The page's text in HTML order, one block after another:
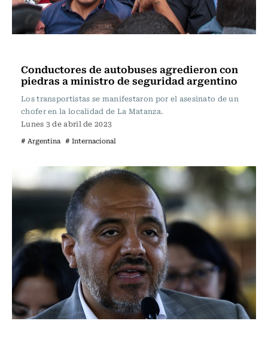
Conductores de autobuses agredieron con
piedras a ministro de seguridad argentino
Los transportistas se manifestaron por el asesinato de un
chofer en la localidad de La Matanza.
Lunes 3 de abril de 2023
# Argentina # Internacional